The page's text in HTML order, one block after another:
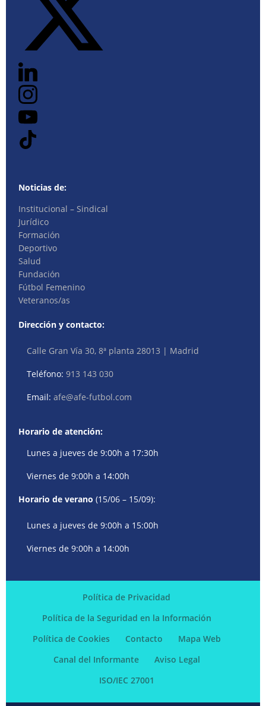
Noticias de:
Institucional – Sindical
Jurídico
Formación
Deportivo
Salud
Fundación
Fútbol Femenino
Veteranos/as
Dirección y contacto:
Calle Gran Vía 30, 8ª planta 28013 | Madrid
Teléfono:913 143 030
Email:afe@afe-futbol.com
Horario de atención:
Lunes a jueves de 9:00h a 17:30h
Viernes de 9:00h a 14:00h
Horario de verano (15/06 – 15/09):
Lunes a jueves de 9:00h a 15:00h
Viernes de 9:00h a 14:00h
Política de Privacidad
Política de la Seguridad en la Información
Política de Cookies
Contacto
Mapa Web
Canal del Informante
Aviso Legal
ISO/IEC 27001